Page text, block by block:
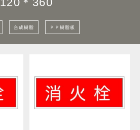
合成樹脂 ＰＰ樹脂板